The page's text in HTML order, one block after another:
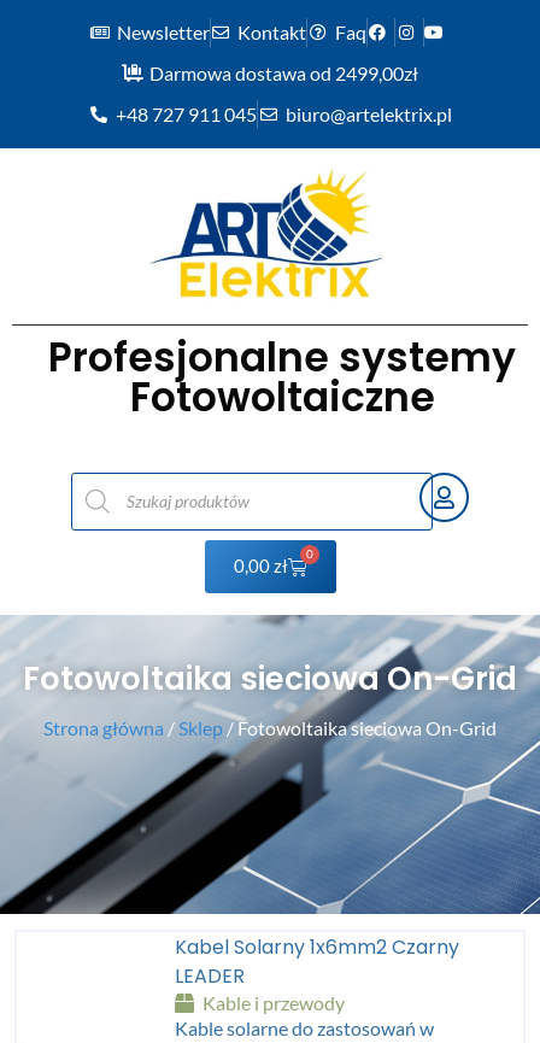
Newsletter Kontakt
Faq
Darmowa dostawa od 2499,00zł
+48 727 911 045
biuro@artelektrix.pl
Profesjonalne systemy
Fotowoltaiczne
0,00zł
0
Fotowoltaika sieciowa On-Grid
Strona główna / Sklep / Fotowoltaika sieciowa On-Grid
Kabel Solarny 1x6mm2 Czarny
LEADER
Kable i przewody
Kable solarne do zastosowań w